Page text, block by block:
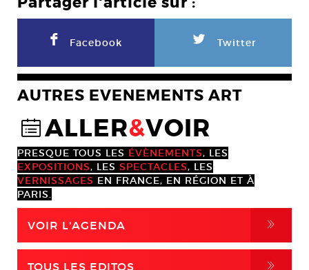
F Facebook L Twitter
AUTRES EVENEMENTS ART
@ALLER&VOIR
PRESQUE TOUS LES ÉVÈNEMENTS, LES
EXPOSITIONS, LES SPECTACLES, LES
VERNISSAGES EN FRANCE, EN RÉGION ET À
PARIS.
VOIR L'AGENDA ,
TOUS LES EDITOS ,